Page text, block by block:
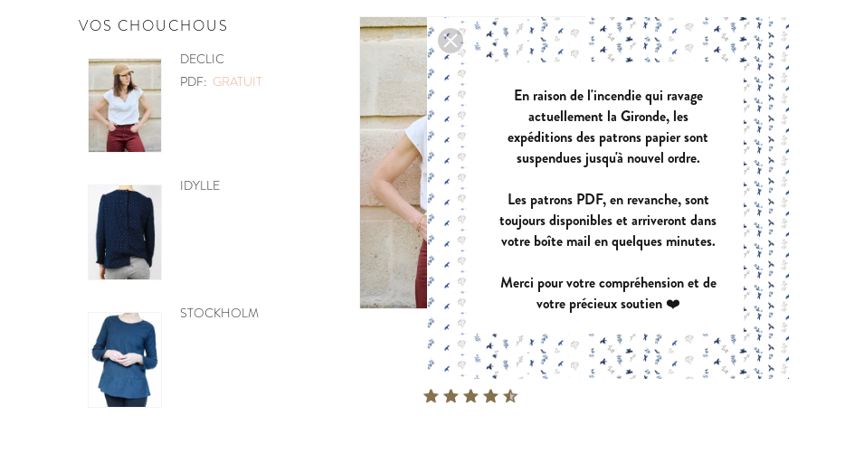
VOS CHOUCHOUS
POCHETTE
PDF:GRATUIT
MOBILE CŒURS
BE PRETTY
LISERON
PDF:
POCHETTE: 17,90 €
EUGENIE
PDF:
11,90 €
POCHETTE:17,90 €
VIREVOLTE
PDF: 12,90 €
POCHETTE: 17,90 €
ZEPHIR
PDF:11,40 €
POCHETTE:
PANIER A DOUDOUS
PDF:GRATUIT
AZUR
PDF:12,90 €
POCHETTE:
DECLIC
PDF:GRATUIT
En raison de l'incendie qui ravage
actuellement la Gironde, les
expéditions des patrons papier sont
suspendues jusqu'à nouvel ordre.
Les patrons PDF, en revanche, sont
toujours disponibles et arriveront dans
votre boîte mail en quelques minutes.
Merci pour votre compréhension et de
votre précieux soutien ❤️